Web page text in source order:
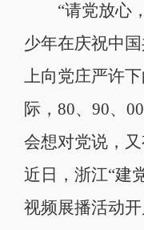
“请党放心，
少年在庆祝中
上向党庄严许
际，80、90、
会想对党说，
近日，浙江“建
视频展播活动